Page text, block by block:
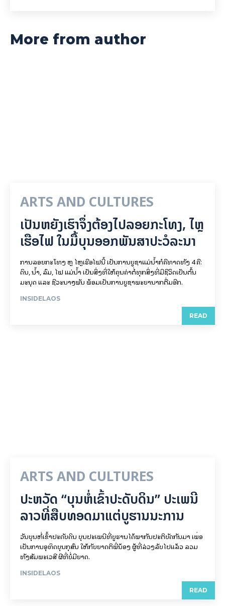
More from author
ARTS AND CULTURES
ເປັນ​ຫຍັງ​ເຮົາ​ຈຶ່ງ​ຕ້ອງ​ໄປລອຍ​ກະ​ໂທງ, ໄຫຼ​
ເຮືອ​ໄຟ ໃນ​ມື້​​ບຸນ​ອອກ​ພັນ​ສາ​ປະ​ວໍ​ລະ​ນາ
ການລອຍ​ກະ​ໂທງ ຫຼື ໄຫຼເຮືອໄຟນີ້ ເປັນການບູຊາແມ່ນໍ້າກໍຄືທາດທັງ 4 ຄື:
ດິນ, ນໍ້າ, ລົມ, ໄຟ ແມ່ນໍ້າ ເປັນສິ່ງທີ່ໃຫ້ຄຸນຄ່າຕໍ່ທຸກສິ່ງທີ່ມີຊີວິດເປັນຕົ້ນ
ມະນຸດ ແລະ ຊີວະນາໆພັນ ພ້ອມເປັນການບູຊາພະຍານາກຕື່ມອີກ.
INSIDELAOS
READ
ARTS AND CULTURES
ປະຫວັດ “ບຸນຫໍ່ເຂົ້າປະດັບດິນ” ປະເພນີ
ລາວທີ່ສືບທອດມາແຕ່ບູຮານນະການ
ວັນບຸນຫໍ່ເຂົ້າປະດັບດິນ ບຸນປະເພນີທີ່ບູຮານໄດ້ພາກັນປະຕິບັດກັນມາ ເພື່ອ
ເປັນການອຸທິດບຸນກຸສົນ ໃຫ້ກັບຍາດຕິພີ່ນ້ອງ ຜູ້ທີ່ລ່ວງລັບໄປແລ້ວ ລວມ
ທັງສັມພະເວສີ ຜີທີ່ບໍ່ມີຍາດ.
INSIDELAOS
READ